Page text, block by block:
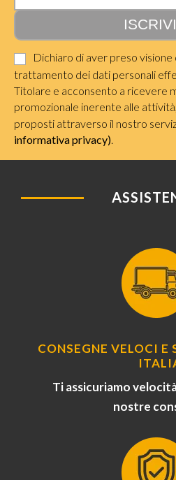
Dichiaro di aver preso
trattamento dei dati personali
Titolare e acconsento a ricevere
promozionale inerente alle
proposti attraverso il nostro
informativa privacy)
CONSEGNE VELOCI
Ti assicuriamo
nostre